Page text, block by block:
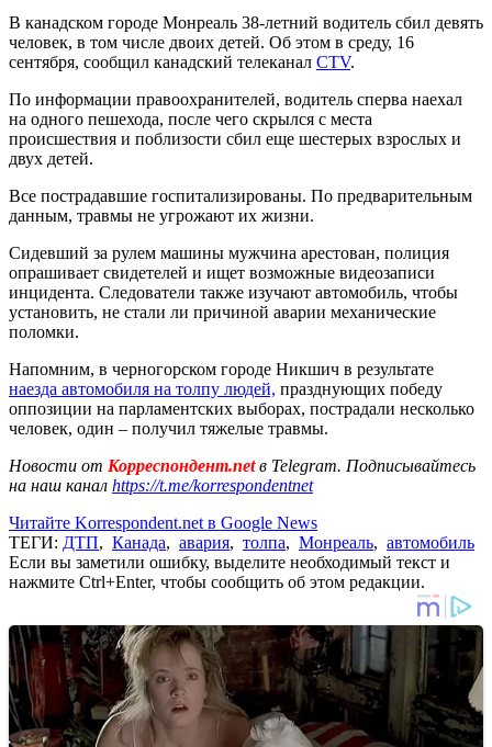
В канадском городе Монреаль 38-летний водитель сбил девять
человек, в том числе двоих детей. Об этом в среду, 16
сентября, сообщил канадский телеканал CTV.
По информации правоохранителей, водитель сперва наехал
на одного пешехода, после чего скрылся с места
происшествия и поблизости сбил еще шестерых взрослых и
двух детей.
Все пострадавшие госпитализированы. По предварительным
данным, травмы не угрожают их жизни.
Сидевший за рулем машины мужчина арестован, полиция
опрашивает свидетелей и ищет возможные видеозаписи
инцидента. Следователи также изучают автомобиль, чтобы
установить, не стали ли причиной аварии механические
поломки.
Напомним, в черногорском городе Никшич в результате
наезда автомобиля на толпу людей, празднующих победу
оппозиции на парламентских выборах, пострадали несколько
человек, один – получил тяжелые травмы.
Новости от Корреспондент.netв Telegram. Подписывайтесь
на наш канал https://t.me/korrespondentnet
Читайте Korrespondent.net в Google News
ТЕГИ: ДТП, Канада, авария, толпа, Монреаль, автомобиль
Если вы заметили ошибку, выделите необходимый текст и
нажмите Ctrl+Enter, чтобы сообщить об этом редакции.